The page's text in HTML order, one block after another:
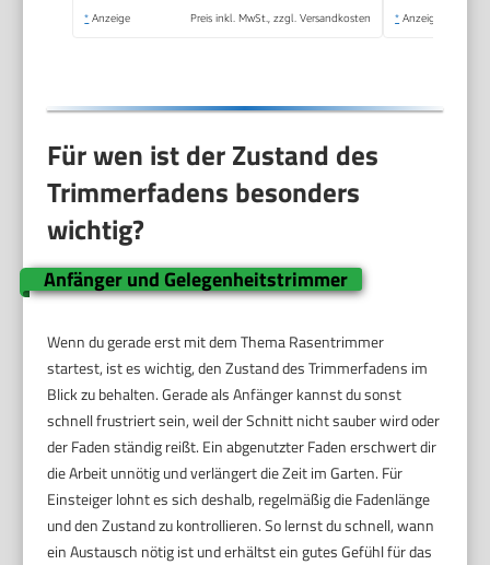
* Anzeige Preis inkl. MwSt., zzgl. Versandkosten * Anzeige
Für wen ist der Zustand des
Trimmerfadens besonders
wichtig?
Anfänger und Gelegenheitstrimmer
Wenn du gerade erst mit dem Thema Rasentrimmer
startest, ist es wichtig, den Zustand des Trimmerfadens im
Blick zu behalten. Gerade als Anfänger kannst du sonst
schnell frustriert sein, weil der Schnitt nicht sauber wird oder
der Faden ständig reißt. Ein abgenutzter Faden erschwert dir
die Arbeit unnötig und verlängert die Zeit im Garten. Für
Einsteiger lohnt es sich deshalb, regelmäßig die Fadenlänge
und den Zustand zu kontrollieren. So lernst du schnell, wann
ein Austausch nötig ist und erhältst ein gutes Gefühl für das